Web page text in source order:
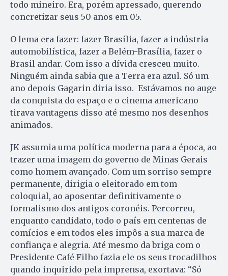
todo mineiro. Era, porém apressado, querendo
concretizar seus 50 anos em 05.
O lema era fazer: fazer Brasília, fazer a indústria
automobilística, fazer a Belém-Brasília, fazer o
Brasil andar. Com isso a dívida cresceu muito.
Ninguém ainda sabia que a Terra era azul. Só um
ano depois Gagarin diria isso. Estávamos no auge
da conquista do espaço e o cinema americano
tirava vantagens disso até mesmo nos desenhos
animados.
JK assumia uma política moderna para a época, ao
trazer uma imagem do governo de Minas Gerais
como homem avançado. Com um sorriso sempre
permanente, dirigia o eleitorado em tom
coloquial, ao aposentar definitivamente o
formalismo dos antigos coronéis. Percorreu,
enquanto candidato, todo o país em centenas de
comícios e em todos eles impôs a sua marca de
confiança e alegria. Até mesmo da briga com o
Presidente Café Filho fazia ele os seus trocadilhos
quando inquirido pela imprensa, exortava: “Só